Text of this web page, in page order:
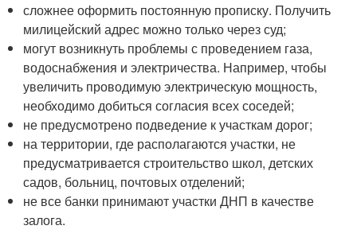
сложнее оформить постоянную прописку. Получить
милицейский адрес можно только через суд;
могут возникнуть проблемы с проведением газа,
водоснабжения и электричества. Например, чтобы
увеличить проводимую электрическую мощность,
необходимо добиться согласия всех соседей;
не предусмотрено подведение к участкам дорог;
на территории, где располагаются участки, не
предусматривается строительство школ, детских
садов, больниц, почтовых отделений;
не все банки принимают участки ДНП в качестве
залога.